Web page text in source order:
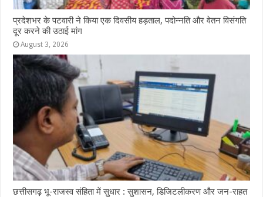
प्रदेशभर के पटवारी ने किया एक दिवसीय हड़ताल, पदोन्नति और वेतन विसंगति
दूर करने की उठाई मांग
August 3, 2026
छत्तीसगढ़ भू-राजस्व संहिता में सुधार : सुशासन, डिजिटलीकरण और जन-राहत